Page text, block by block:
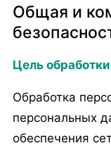
Общая и
Цель
Обработка
персональных
обеспечения